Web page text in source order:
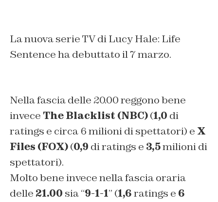
La nuova serie TV di Lucy Hale: Life
Sentence ha debuttato il 7 marzo.
Nella fascia delle 20.00 reggono bene
invece The Blacklist (NBC)(1,0 di
ratings e circa 6 milioni di spettatori) e X
Files (FOX)(0,9 di ratings e 3,5milioni di
spettatori).
Molto bene invece nella fascia oraria
delle 21.00 sia “9-1-1” (1,6ratings e 6